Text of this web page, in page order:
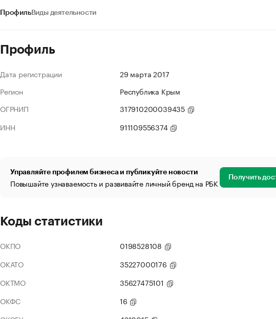
ПрофильВиды деятельности
Профиль
Дата регистрации
29 марта 2017
Регион
Республика Крым
ОГРНИП
317910200039435
ИНН
911109556374
Управляйте профилем бизнеса и публикуйте новости
Повышайте узнаваемость и развивайте личный бренд на РБК Получить
Коды статистики
ОКПО
0198528108
ОКАТО
35227000176
ОКТМО
35627475101
ОКФС
16